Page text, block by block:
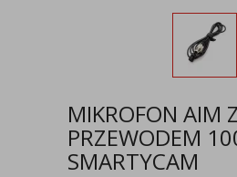
MIKROFON AIM
PRZEWODEM
SMARTYCAM